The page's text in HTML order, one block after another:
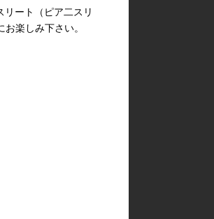
ート（ピア二スリ
楽しみ下さい。